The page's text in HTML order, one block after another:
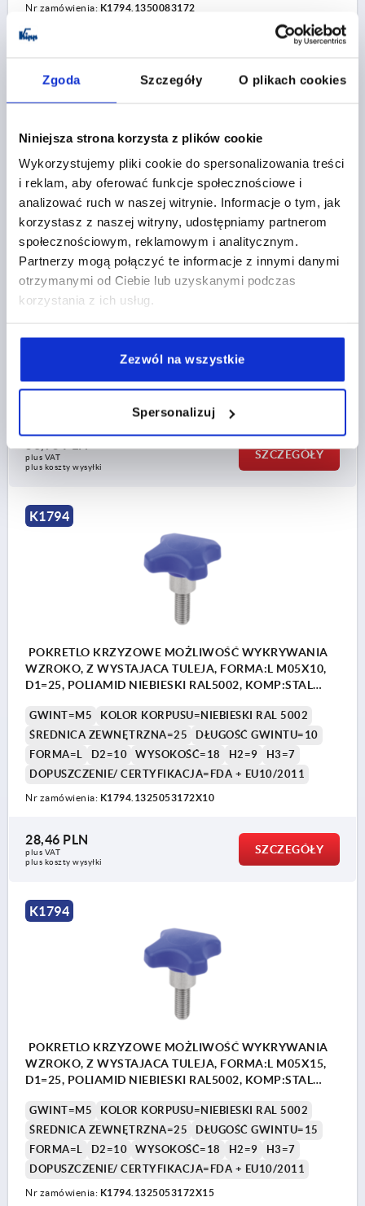
Zgoda Szczegóły O plikach cookies
Niniejsza strona korzysta z plików cookie
Wykorzystujemy pliki cookie do spersonalizowania treści
i reklam, aby oferować funkcje społecznościowe i
analizować ruch w naszej witrynie. Informacje o tym, jak
korzystasz z naszej witryny, udostępniamy partnerom
społecznościowym, reklamowym i analitycznym.
Partnerzy mogą połączyć te informacje z innymi danymi
otrzymanymi od Ciebie lub uzyskanymi podczas
korzystania z ich usług.
Zezwól na wszystkie
Spersonalizuj
Nr zamówienia: K1794.1350083172
POKRETLO KRZYZOWE MOŻLIWOŚĆ WYKRYWANIA
WZROKO, Z WYSTAJACA TULEJA, FORMA:K D=M10,
D1=50, POLIAMID NIEBIESKI RAL5002, KOMP:STAL
NIERDZEWNA 1.4404 Z POLYSKIEM
ŚREDNICA ZEWNĘTRZNA=50
GŁĘBOKOŚĆ GWINTU=17
D2=19 WYSOKOŚĆ=32 H2=18
DOPUSZCZENIE/ CERTYFIKACJA=FDA + EU10/2011
plus VAT
plus koszty wysyłki
SZCZEGÓŁY
K1794
POKRETLO KRZYZOWE MOŻLIWOŚĆ WYKRYWANIA
WZROKO, Z WYSTAJACA TULEJA, FORMA:L M05X10,
D1=25, POLIAMID NIEBIESKI RAL5002, KOMP:STAL
GWINT=M5
KOLOR KORPUSU=NIEBIESKI RAL 5002
ŚREDNICA ZEWNĘTRZNA=25
DŁUGOŚĆ GWINTU=10
FORMA=L
D2=10 WYSOKOŚĆ=18 H2=9
H3=7
DOPUSZCZENIE/ CERTYFIKACJA=FDA + EU10/2011
Nr zamówienia: K1794.1325053172X10
28,46 PLN
plus VAT
plus koszty wysyłki
SZCZEGÓŁY
K1794
POKRETLO KRZYZOWE MOŻLIWOŚĆ WYKRYWANIA
WZROKO, Z WYSTAJACA TULEJA, FORMA:L M05X15,
D1=25, POLIAMID NIEBIESKI RAL5002, KOMP:STAL
GWINT=M5
KOLOR KORPUSU=NIEBIESKI RAL 5002
ŚREDNICA ZEWNĘTRZNA=25
DŁUGOŚĆ GWINTU=15
FORMA=L
D2=10 WYSOKOŚĆ=18 H2=9
H3=7
DOPUSZCZENIE/ CERTYFIKACJA=FDA + EU10/2011
Nr zamówienia: K1794.1325053172X15